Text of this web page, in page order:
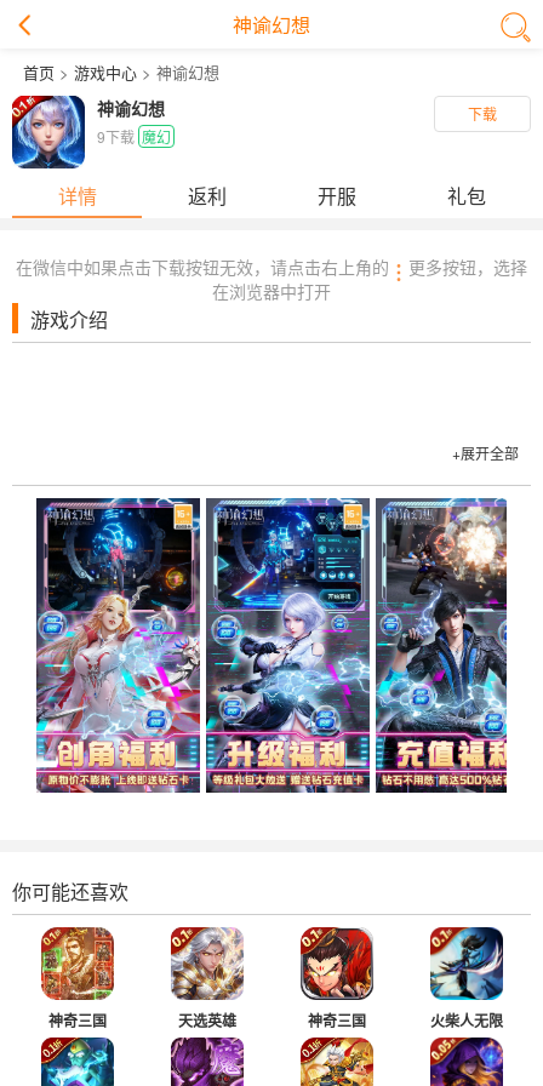
神谕幻想
首页> 游戏中心> 神谕幻想
下载
神谕幻想
9下载 魔幻
详情 返利 开服 礼包
在微信中如果点击下载按钮无效，请点击右上角的
更多按钮，选择
在浏览器中打开
游戏介绍
+展开全部
你可能还喜欢
神奇三国 天选英雄 神奇三国 火柴人无限